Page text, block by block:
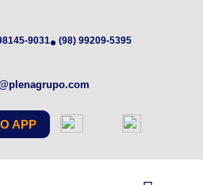
9031 (98) 99209-5395
APP